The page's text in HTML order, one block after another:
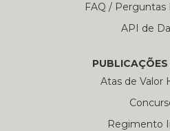
FAQ / Perguntas
API de
Atas de Valor
Regimento